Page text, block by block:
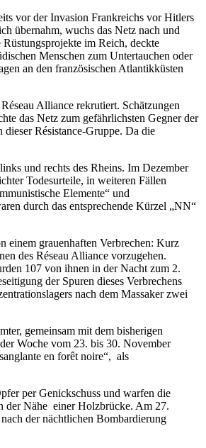
vor der Invasion Frankreichs vor Hitlers
übernahm, wuchs das Netz nach und
im Reich, deckte
Menschen zum Untertauchen oder
an den französischen Atlantikküsten
Alliance rekrutiert. Schätzungen
das Netz zum gefährlichsten Gegner der
Résistance-Gruppe. Da die
und rechts des Rheins. Im Dezember
Todesurteile, in weiteren Fällen
Elemente“ und
durch das entsprechende Kürzel „NN“
einem grauenhaften Verbrechen: Kurz
des Réseau Alliance vorzugehen.
107 von ihnen in der Nacht zum 2.
der Spuren dieses Verbrechens
nach dem Massaker zwei
gemeinsam mit dem bisherigen
Woche vom 23. bis 30. November
en forêt noire“, als
per Genickschuss und warfen die
der Nähe einer Holzbrücke. Am 27.
der nächtlichen Bombardierung